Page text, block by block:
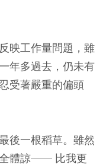
映工作量問題，雖
年多過去，仍未有
受著嚴重的偏頭
後一根稻草。雖然
全體諒—— 比我更